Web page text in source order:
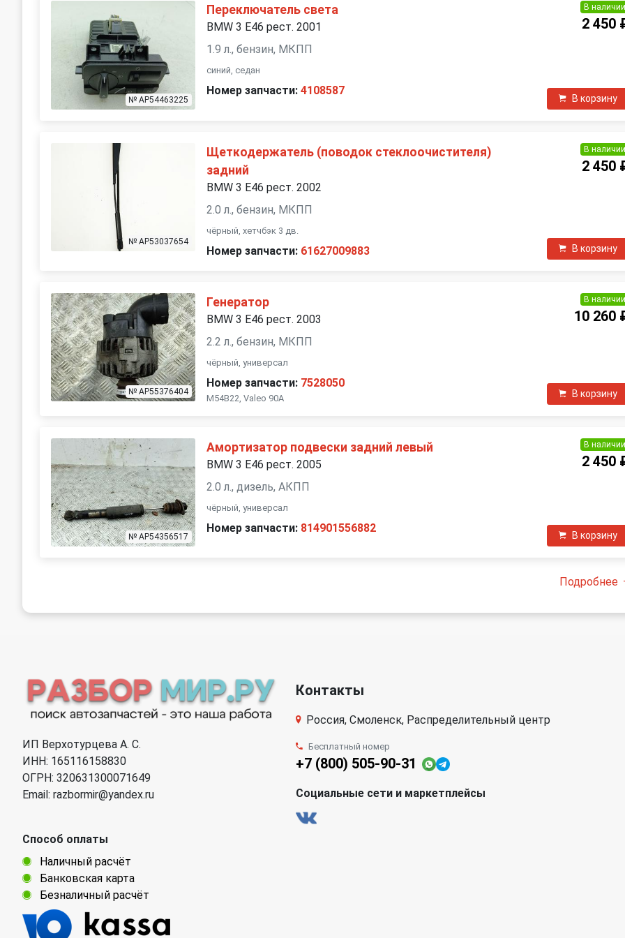
№ AP54463225
Переключатель света
BMW 3 E46 рест. 2001
1.9 л., бензин, МКПП
синий, седан
Номер запчасти: 4108587
В наличии
2 450
В корзину
№ AP53037654
Щеткодержатель (поводок стеклоочистителя)
задний
BMW 3 E46 рест. 2002
2.0 л., бензин, МКПП
чёрный, хетчбэк 3 дв.
Номер запчасти: 61627009883
В наличии
2 450
В корзину
№ AP55376404
Генератор
BMW 3 E46 рест. 2003
2.2 л., бензин, МКПП
чёрный, универсал
Номер запчасти: 7528050
M54B22, Valeo 90A
В наличии
10 260
В корзину
№ AP54356517
Амортизатор подвески задний левый
BMW 3 E46 рест. 2005
2.0 л., дизель, АКПП
чёрный, универсал
Номер запчасти: 814901556882
В наличии
2 450
В корзину
Подробнее
ИП Верхотурцева А. С.
ИНН: 165116158830
ОГРН: 320631300071649
Email: razbormir@yandex.ru
Способ оплаты
Наличный расчёт
Банковская карта
Безналичный расчёт
Контакты
Россия, Смоленск, Распределительный центр
Бесплатный номер
+7 (800) 505-90-31
Социальные сети и маркетплейсы